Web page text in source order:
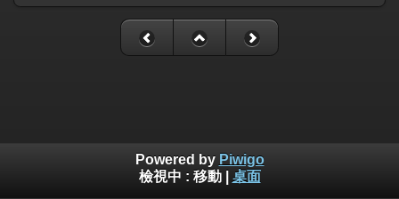
Powered by Piwigo
檢視中 : 移動| 桌面